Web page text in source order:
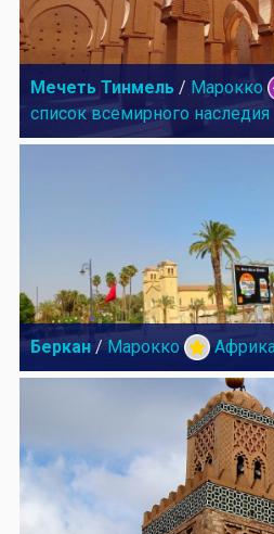
Мечеть Тинмель / Марокко
список всемирного наследия
Беркан / Марокко